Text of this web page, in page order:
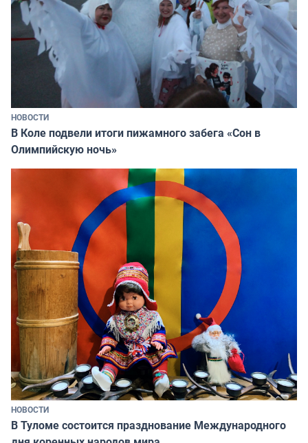
НОВОСТИ
В Коле подвели итоги пижамного забега «Сон в
Олимпийскую ночь»
НОВОСТИ
В Туломе состоится празднование Международного